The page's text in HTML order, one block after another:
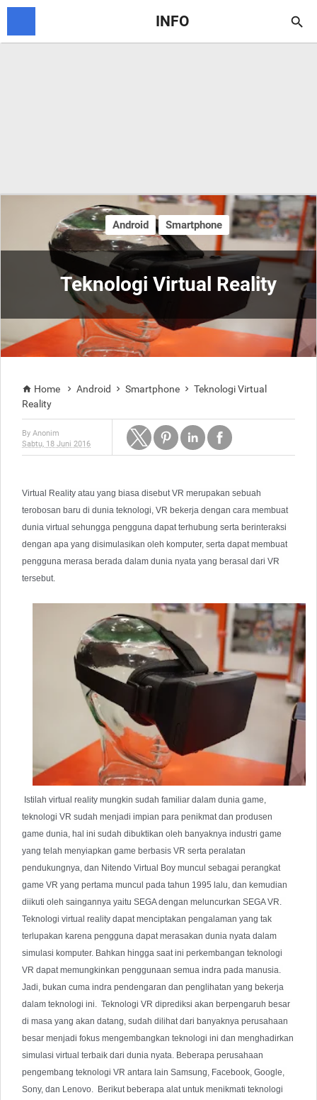
INFO 
Teknologi Virtual Reality
Android Smartphone
 Home  Android  Smartphone  Teknologi Virtual
Reality
By Anonim
Sabtu, 18 Juni 2016
Virtual Reality atau yang biasa disebut VR merupakan sebuah
terobosan baru di dunia teknologi, VR bekerja dengan cara membuat
dunia virtual sehungga pengguna dapat terhubung serta berinteraksi
dengan apa yang disimulasikan oleh komputer, serta dapat membuat
pengguna merasa berada dalam dunia nyata yang berasal dari VR
tersebut.
teknologi VR sudah menjadi impian para penikmat dan produsen
game dunia, hal ini sudah dibuktikan oleh banyaknya industri game
yang telah menyiapkan game berbasis VR serta peralatan
pendukungnya, dan Nitendo Virtual Boy muncul sebagai perangkat
game VR yang pertama muncul pada tahun 1995 lalu, dan kemudian
diikuti oleh saingannya yaitu SEGA dengan meluncurkan SEGA VR.
Teknologi virtual reality dapat menciptakan pengalaman yang tak
terlupakan karena pengguna dapat merasakan dunia nyata dalam
simulasi komputer. Bahkan hingga saat ini perkembangan teknologi
VR dapat memungkinkan penggunaan semua indra pada manusia.
Jadi, bukan cuma indra pendengaran dan penglihatan yang bekerja
dalam teknologi ini.  Teknologi VR diprediksi akan berpengaruh besar
di masa yang akan datang, sudah dilihat dari banyaknya perusahaan
besar menjadi fokus mengembangkan teknologi ini dan menghadirkan
simulasi virtual terbaik dari dunia nyata. Beberapa perusahaan
pengembang teknologi VR antara lain Samsung, Facebook, Google,
Sony, dan Lenovo.  Berikut beberapa alat untuk menikmati teknologi